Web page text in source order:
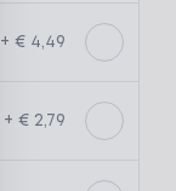
+ € 4,49
+ € 2,79